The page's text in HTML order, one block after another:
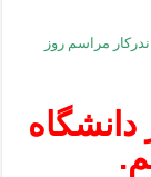
مراسم روز